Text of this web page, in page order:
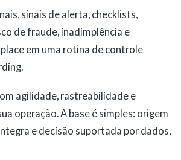
sinais de alerta, checklists,
de fraude, inadimplência e
em uma rotina de controle
agilidade, rastreabilidade e
operação. A base é simples: origem
e decisão suportada por dados,